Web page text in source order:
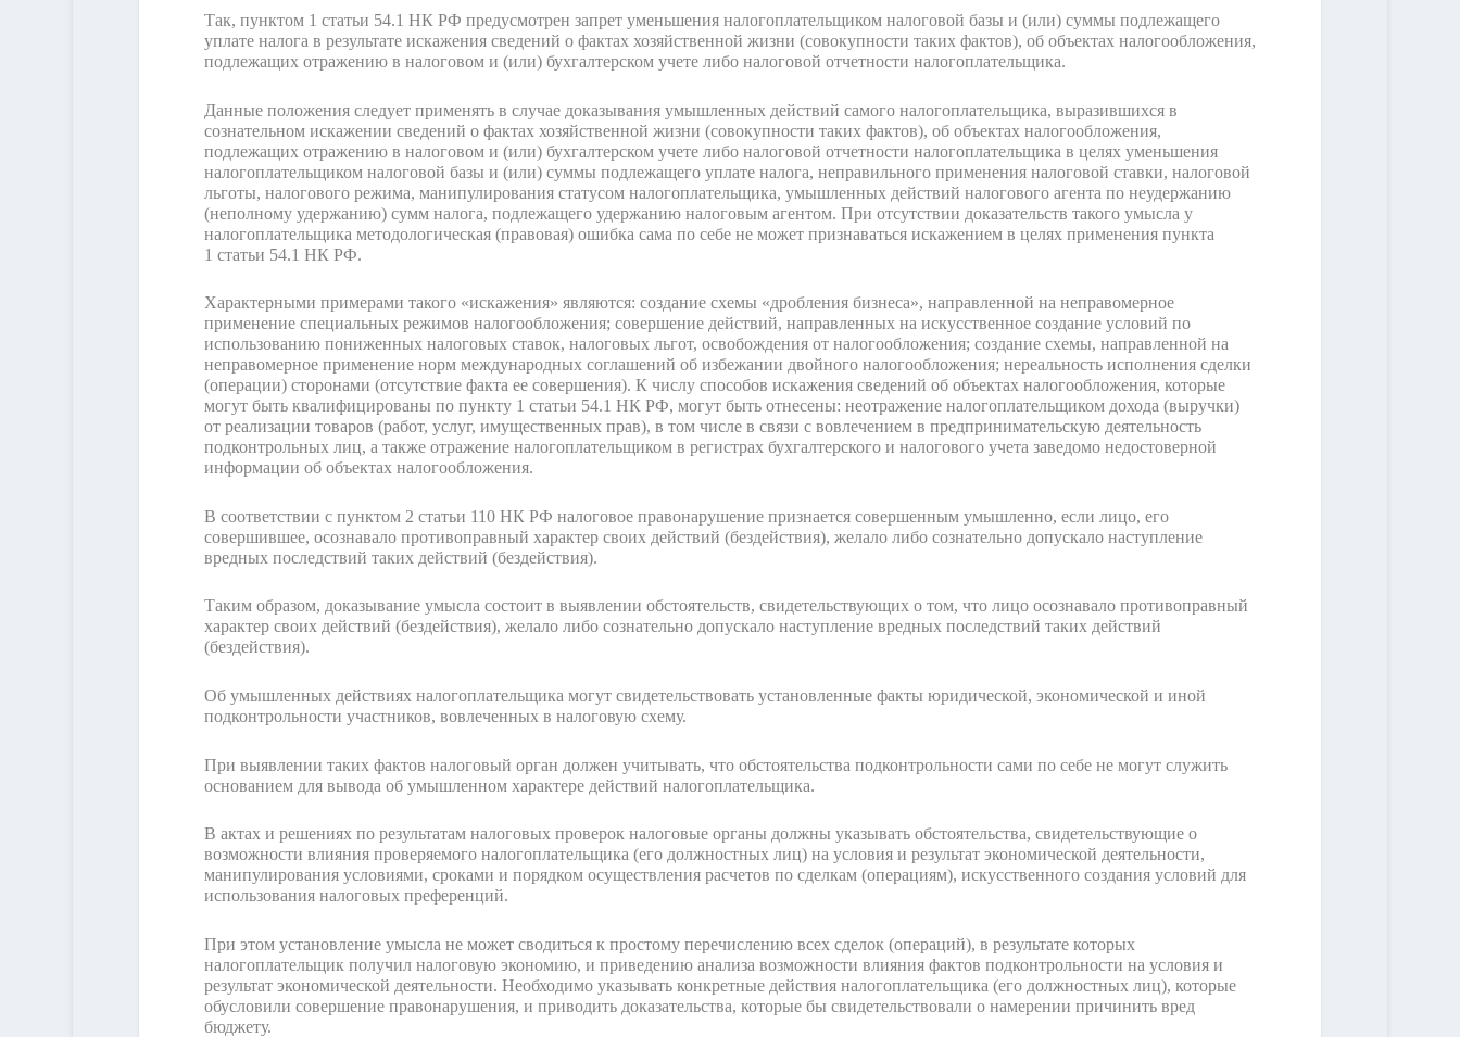
Так, пунктом 1 статьи 54.1 НК РФ предусмотрен запрет уменьшения налогоплательщиком налоговой базы и (или) суммы подлежащего
уплате налога в результате искажения сведений о фактах хозяйственной жизни (совокупности таких фактов), об объектах налогообложения,
подлежащих отражению в налоговом и (или) бухгалтерском учете либо налоговой отчетности налогоплательщика.
Данные положения следует применять в случае доказывания умышленных действий самого налогоплательщика, выразившихся в
сознательном искажении сведений о фактах хозяйственной жизни (совокупности таких фактов), об объектах налогообложения,
подлежащих отражению в налоговом и (или) бухгалтерском учете либо налоговой отчетности налогоплательщика в целях уменьшения
налогоплательщиком налоговой базы и (или) суммы подлежащего уплате налога, неправильного применения налоговой ставки, налоговой
льготы, налогового режима, манипулирования статусом налогоплательщика, умышленных действий налогового агента по неудержанию
(неполному удержанию) сумм налога, подлежащего удержанию налоговым агентом. При отсутствии доказательств такого умысла у
налогоплательщика методологическая (правовая) ошибка сама по себе не может признаваться искажением в целях применения пункта
1 статьи 54.1 НК РФ.
Характерными примерами такого «искажения» являются: создание схемы «дробления бизнеса», направленной на неправомерное
применение специальных режимов налогообложения; совершение действий, направленных на искусственное создание условий по
использованию пониженных налоговых ставок, налоговых льгот, освобождения от налогообложения; создание схемы, направленной на
неправомерное применение норм международных соглашений об избежании двойного налогообложения; нереальность исполнения сделки
(операции) сторонами (отсутствие факта ее совершения). К числу способов искажения сведений об объектах налогообложения, которые
могут быть квалифицированы по пункту 1 статьи 54.1 НК РФ, могут быть отнесены: неотражение налогоплательщиком дохода (выручки)
от реализации товаров (работ, услуг, имущественных прав), в том числе в связи с вовлечением в предпринимательскую деятельность
подконтрольных лиц, а также отражение налогоплательщиком в регистрах бухгалтерского и налогового учета заведомо недостоверной
информации об объектах налогообложения.
В соответствии с пунктом 2 статьи 110 НК РФ налоговое правонарушение признается совершенным умышленно, если лицо, его
совершившее, осознавало противоправный характер своих действий (бездействия), желало либо сознательно допускало наступление
вредных последствий таких действий (бездействия).
Таким образом, доказывание умысла состоит в выявлении обстоятельств, свидетельствующих о том, что лицо осознавало противоправный
характер своих действий (бездействия), желало либо сознательно допускало наступление вредных последствий таких действий
(бездействия).
Об умышленных действиях налогоплательщика могут свидетельствовать установленные факты юридической, экономической и иной
подконтрольности участников, вовлеченных в налоговую схему.
При выявлении таких фактов налоговый орган должен учитывать, что обстоятельства подконтрольности сами по себе не могут служить
основанием для вывода об умышленном характере действий налогоплательщика.
В актах и решениях по результатам налоговых проверок налоговые органы должны указывать обстоятельства, свидетельствующие о
возможности влияния проверяемого налогоплательщика (его должностных лиц) на условия и результат экономической деятельности,
манипулирования условиями, сроками и порядком осуществления расчетов по сделкам (операциям), искусственного создания условий для
использования налоговых преференций.
При этом установление умысла не может сводиться к простому перечислению всех сделок (операций), в результате которых
налогоплательщик получил налоговую экономию, и приведению анализа возможности влияния фактов подконтрольности на условия и
результат экономической деятельности. Необходимо указывать конкретные действия налогоплательщика (его должностных лиц), которые
обусловили совершение правонарушения, и приводить доказательства, которые бы свидетельствовали о намерении причинить вред
бюджету.